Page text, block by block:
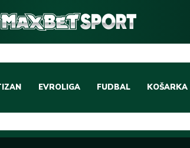
EVROLIGA FUDBAL
DOMAĆI FUDBAL
LIGE PETICE
KOŠARKA
EVROLIGA
ABA LIGA